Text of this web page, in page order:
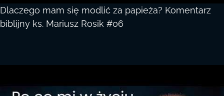
Dlaczego mam się modlić za papieża? Komentarz
biblijny ks. Mariusz Rosik #06